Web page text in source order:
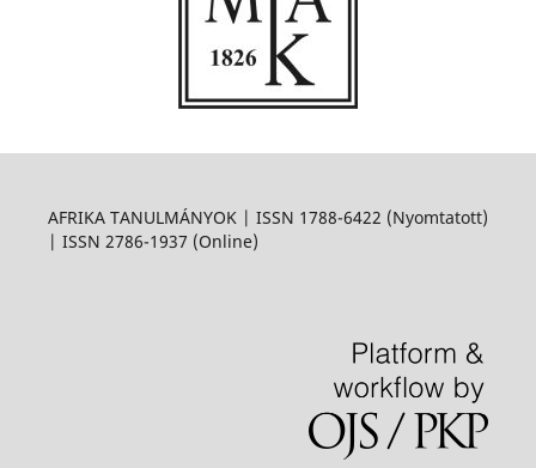
AFRIKA TANULMÁNYOK | ISSN 1788-6422 (Nyomtatott)
| ISSN 2786-1937 (Online)